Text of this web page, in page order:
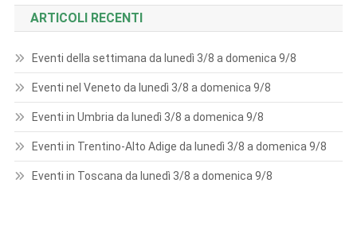
ARTICOLI RECENTI
Eventi della settimana da lunedì 3/8 a domenica 9/8
Eventi nel Veneto da lunedì 3/8 a domenica 9/8
Eventi in Umbria da lunedì 3/8 a domenica 9/8
Eventi in Trentino-Alto Adige da lunedì 3/8 a domenica 9/8
Eventi in Toscana da lunedì 3/8 a domenica 9/8